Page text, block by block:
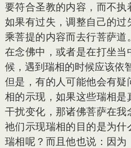
要符合圣教的内容，而不执
如果有过失，调整自己的过
乘菩提的内容而去行菩萨道
在念佛中，或者是在打坐当
候，遇到瑞相的时候应该依
但是，有的人可能他会有疑
相的示现，如果这些瑞相是
干扰变化，那诸佛菩萨在我
祂们示现瑞相的目的是为什
瑞相呢？而且他也说：因为